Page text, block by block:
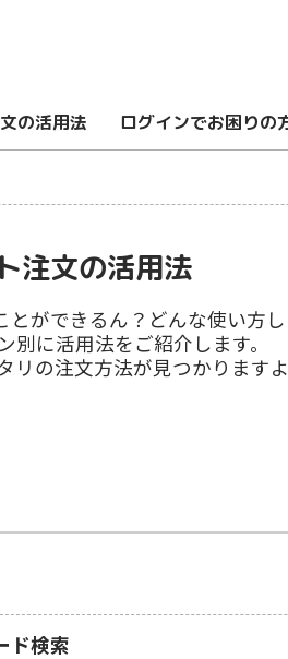
の活用法 ログインでお困りの
注文の活用法
ができるん？どんな使い⽅
別に活⽤法をご紹介します。
リの注⽂⽅法が⾒つかります
ド検索